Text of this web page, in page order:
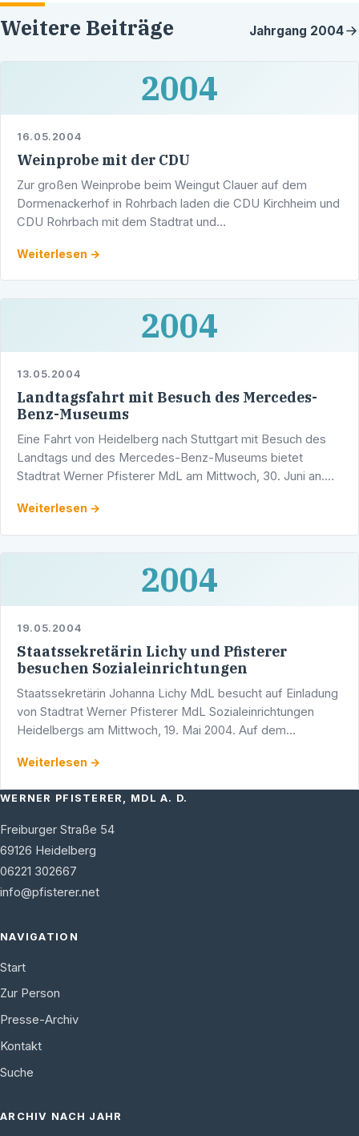
Weitere Beiträge Jahrgang 2004
2004
16.05.2004
Weinprobe mit der CDU
Zur großen Weinprobe beim Weingut Clauer auf dem
Dormenackerhof in Rohrbach laden die CDU Kirchheim und
CDU Rohrbach mit dem Stadtrat und
Juni, um 17 Uhr.
Weiterlesen →
2004
13.05.2004
Landtagsfahrt mit Besuch des Mercedes-
Benz-Museums
Eine Fahrt von Heidelberg nach Stuttgart mit Besuch des
Landtags und des Mercedes-Benz-Museums bietet
Stadtrat Werner Pfisterer MdL am Mittwoch, 30. Juni an.
mit …
Weiterlesen →
2004
19.05.2004
Staatssekretärin Lichy und Pfisterer
besuchen Sozialeinrichtungen
Staatssekretärin Johanna Lichy MdL besucht auf Einladung
von Stadtrat Werner Pfisterer MdL Sozialeinrichtungen
Heidelbergs am Mittwoch, 19. Mai 2004. Auf dem
Weiterlesen →
WERNER PFISTERER, MDL A. D.
Freiburger Straße 54
69126 Heidelberg
06221 302667
info@pfisterer.net
NAVIGATION
Start
Zur Person
Presse-Archiv
Kontakt
Suche
ARCHIV NACH JAHR